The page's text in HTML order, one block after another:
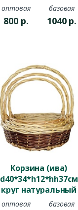
оптовая
800 р.
базовая
1040 р.
Корзина (ива)
d40*34*h12*hh37см
круг натуральный
коричневый
оптовая базовая